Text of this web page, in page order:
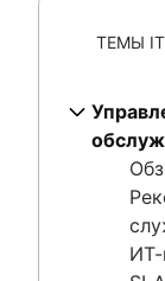
Центр
SLA: что
службы и
Как
DevOps
ТЕМЫ
ИТ-